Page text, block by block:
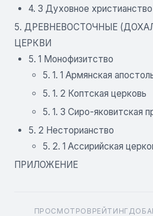
4. 3 Духовное христианство
5. ДРЕВНЕВОСТОЧНЫЕ
ЦЕРКВИ
5. 1 Монофизитство
5. 1. 1 Армянская
5. 1. 2 Коптская церковь
5. 1. 3 Сиро-яковитская
5. 2 Несторианство
5. 2. 1 Ассирийская
ПРИЛОЖЕНИЕ
ПРОСМОТРОВ РЕЙТИНГ